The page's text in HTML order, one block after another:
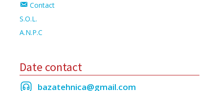
Contact
S.O.L.
A.N.P.C
Date contact
bazatehnica@gmail.com